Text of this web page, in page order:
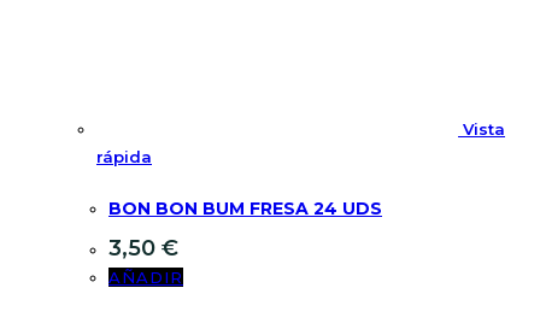
Vista
rápida
BON BON BUM FRESA 24 UDS
3,50 €
AÑADIR